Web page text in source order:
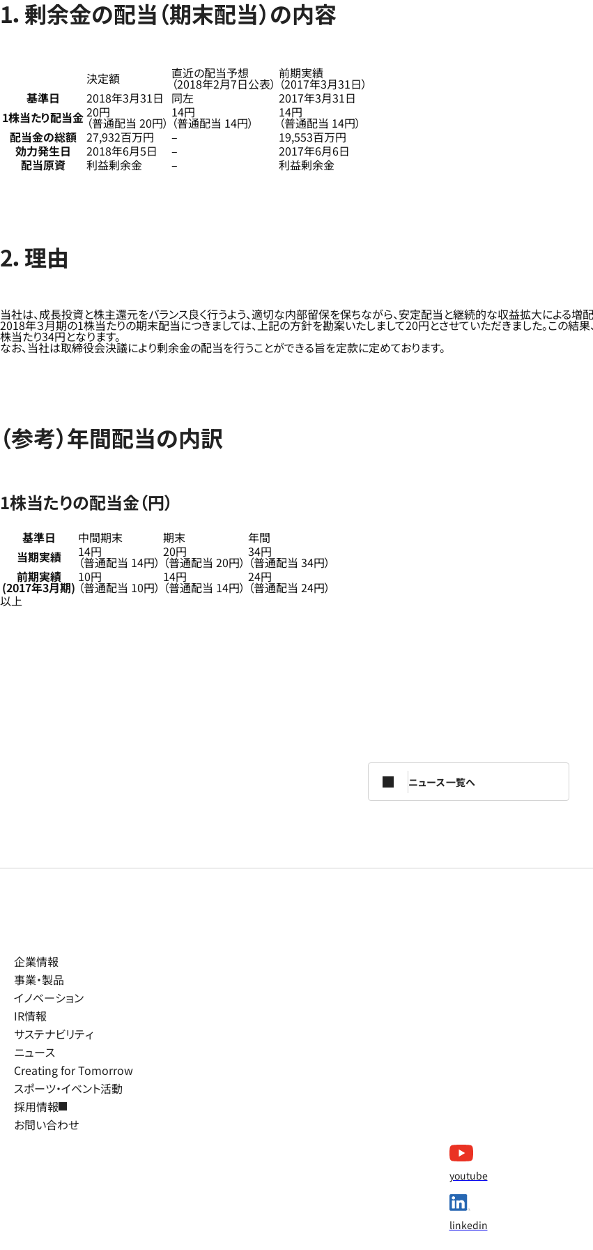
1．剰余金の配当（期末配当）の内容
決定額 直近の配当予想
（2018年2月7日公表）
前期実績
（2017年3月31日）
基準日
2018年3月31日 同左
2017年3月31日
1株当たり配当金20円
（普通配当 20円）
14円
（普通配当 14円）
14円
（普通配当 14円）
配当金の総額
27,932百万円 –
19,553百万円
効力発生日
2018年6月5日 –
2017年6月6日
配当原資
利益剰余金 – 利益剰余金
2．理由
当社は、成長投資と株主還元をバランス良く行うよう、適切な内部留保を保ちながら、安定配当と継続的な収益拡大による増
2018年３月期の1株当たりの期末配当につきましては、上記の方針を勘案いたしまして20円とさせていただきました。この
株当たり34円となります。
なお、当社は取締役会決議により剰余金の配当を行うことができる旨を定款に定めております。
（参考）年間配当の内訳
1株当たりの配当金（円）
基準日 中間期末 期末
年間
当期実績
14円
（普通配当 14円）
20円
（普通配当 20円）
34円
（普通配当 34円）
前期実績
(2017年3月期)
10円
（普通配当 10円）
14円
（普通配当 14円）
24円
（普通配当 24円）
以上
ニュース一覧へ
企業情報
事業・製品
イノベーション
IR情報
サステナビリティ
ニュース
Creating for Tomorrow
スポーツ・イベント活動
採用情報
お問い合わせ
youtube
linkedin